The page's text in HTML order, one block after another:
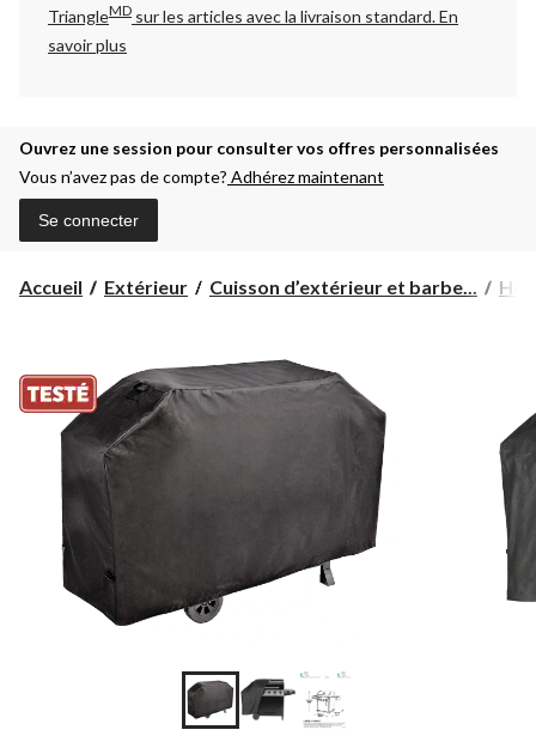
TriangleMD sur les articles avec la livraison standard.En
savoir plus
Ouvrez une session pour consulter vos offres personnalisées
Vous n’avez pas de compte? Adhérez maintenant
Se connecter
Accueil Extérieur Cuisson d’extérieur et barbe...